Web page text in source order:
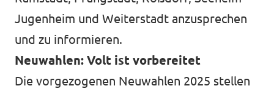
Jugenheim und Weiterstadt anzusprechen
und zu informieren.
Neuwahlen: Volt ist vorbereitet
Die vorgezogenen Neuwahlen 2025 stellen